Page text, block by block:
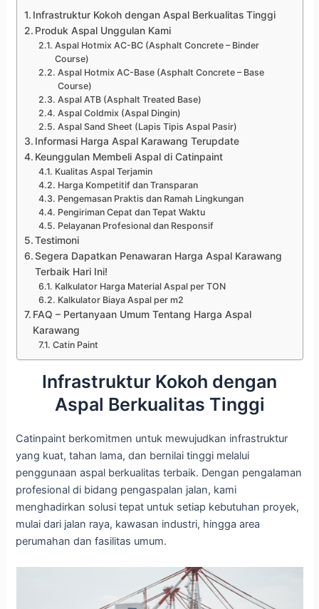
Infrastruktur Kokoh dengan Aspal Berkualitas Tinggi
Produk Aspal Unggulan Kami
Aspal Hotmix AC-BC (Asphalt Concrete – Binder
Course)
Aspal Hotmix AC-Base (Asphalt Concrete – Base
Course)
Aspal ATB (Asphalt Treated Base)
Aspal Coldmix (Aspal Dingin)
Aspal Sand Sheet (Lapis Tipis Aspal Pasir)
Informasi Harga Aspal Karawang Terupdate
Keunggulan Membeli Aspal di Catinpaint
Kualitas Aspal Terjamin
Harga Kompetitif dan Transparan
Pengemasan Praktis dan Ramah Lingkungan
Pengiriman Cepat dan Tepat Waktu
Pelayanan Profesional dan Responsif
Testimoni
Segera Dapatkan Penawaran Harga Aspal Karawang
Terbaik Hari Ini!
Kalkulator Harga Material Aspal per TON
Kalkulator Biaya Aspal per m2
FAQ – Pertanyaan Umum Tentang Harga Aspal
Karawang
Catin Paint
Infrastruktur Kokoh dengan
Aspal Berkualitas Tinggi
Catinpaint berkomitmen untuk mewujudkan infrastruktur
yang kuat, tahan lama, dan bernilai tinggi melalui
penggunaan aspal berkualitas terbaik. Dengan pengalaman
profesional di bidang pengaspalan jalan, kami
menghadirkan solusi tepat untuk setiap kebutuhan proyek,
mulai dari jalan raya, kawasan industri, hingga area
perumahan dan fasilitas umum.